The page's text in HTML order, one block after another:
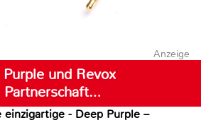
Anzeige
und Revox
Partnerschaft…
- Deep Purple –